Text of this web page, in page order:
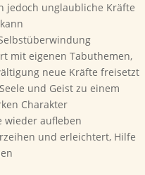
jedoch unglaubliche Kräfte
mit eigenen Tabuthemen,
neue Kräfte freisetzt
und Geist zu einem
Charakter
wieder aufleben
und erleichtert, Hilfe